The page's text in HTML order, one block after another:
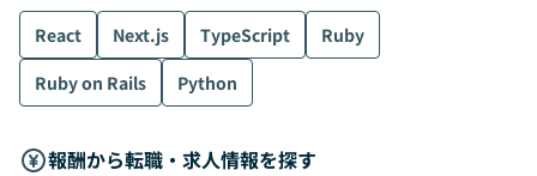
React Next.js TypeScript
Ruby
Ruby on Rails
Python
報酬から転職・求人情報を探す